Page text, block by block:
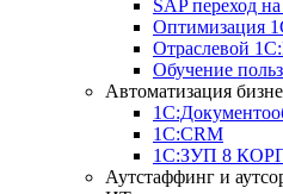
SAP переход
Оптимизация
Отраслевой
Обучение
Автоматизация
1С:CRM
1С:ЗУП 8
Аутстаффинг и